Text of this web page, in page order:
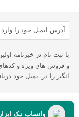
با ثبت نام در خبرنامه
و فروش های ویژه و
انگیز را در ایمیل خود
اطلاعات فروشگاه
واتساپ نیک ابزار